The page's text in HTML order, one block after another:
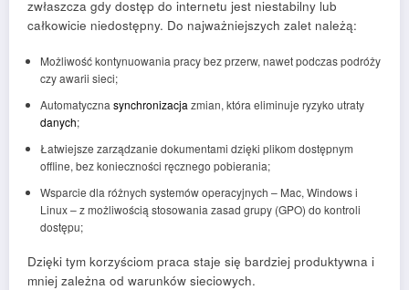
zwłaszcza gdy dostęp do internetu jest niestabilny lub
całkowicie niedostępny. Do najważniejszych zalet należą:
Możliwość kontynuowania pracy bez przerw, nawet podczas podróży
czy awarii sieci;
Automatyczna synchronizacja zmian, która eliminuje ryzyko utraty
danych;
Łatwiejsze zarządzanie dokumentami dzięki plikom dostępnym
offline, bez konieczności ręcznego pobierania;
Wsparcie dla różnych systemów operacyjnych – Mac, Windows i
Linux – z możliwością stosowania zasad grupy (GPO) do kontroli
dostępu;
Dzięki tym korzyściom praca staje się bardziej produktywna i
mniej zależna od warunków sieciowych.